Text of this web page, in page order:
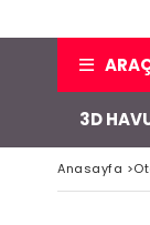
3D
Anasayfa >